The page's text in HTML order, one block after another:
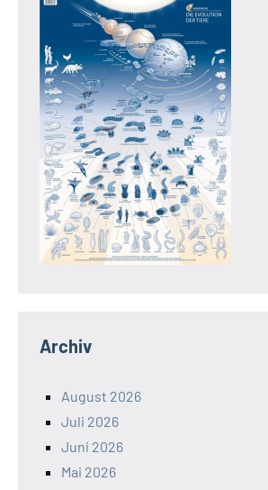
Archiv
August 2026
Juli 2026
Juni 2026
Mai 2026